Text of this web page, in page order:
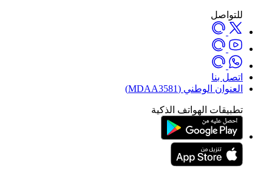
للتواصل
اتصل بنا
العنوان الوطني (MDAA3581)
تطبيقات الهواتف الذكية